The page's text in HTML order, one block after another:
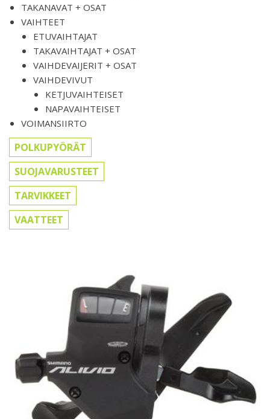
TAKANAVAT + OSAT
VAIHTEET
ETUVAIHTAJAT
TAKAVAIHTAJAT + OSAT
VAIHDEVAIJERIT + OSAT
VAIHDEVIVUT
KETJUVAIHTEISET
NAPAVAIHTEISET
VOIMANSIIRTO
POLKUPYÖRÄT
SUOJAVARUSTEET
TARVIKKEET
VAATTEET